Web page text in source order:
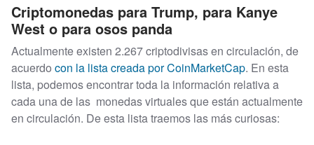
Criptomonedas para Trump, para Kanye
West o para osos panda
Actualmente existen 2.267 criptodivisas en circulación, de
acuerdo con la lista creada por CoinMarketCap. En esta
lista, podemos encontrar toda la información relativa a
cada una de las monedas virtuales que están actualmente
en circulación. De esta lista traemos las más curiosas: